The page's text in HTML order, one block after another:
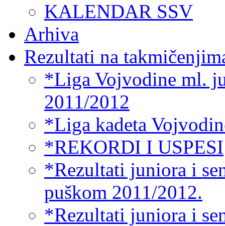
KALENDAR SSV
Arhiva
Rezultati na
*Liga Vojvodine ml.
2011/2012
*Liga kadeta
*REKORDI I USPESI
*Rezultati juniora i
puškom 2011/2012.
*Rezultati juniora i